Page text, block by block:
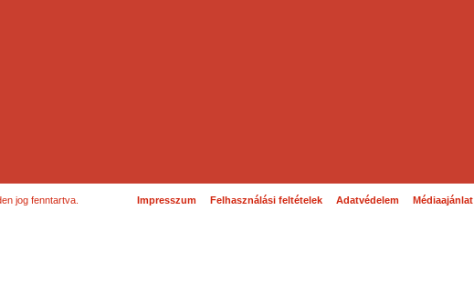
jog fenntartva. Impresszum Felhasználási feltételek Adatvédelem Médiaajánlat